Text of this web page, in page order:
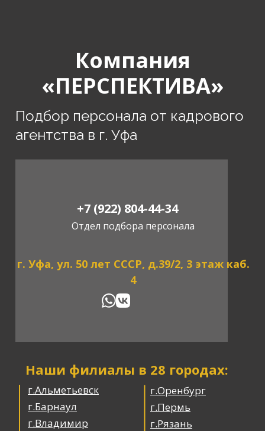
г.Оренбург
г.Пермь
г.Рязань
г.Альметьевск
г.Барнаул
г.Владимир
Наши филиалы в 28 городах:
Отдел подбора персонала
+7 (922) 804-44-34
г. Уфа, ул. 50 лет СССР, д.39/2, 3 этаж каб.
4
Подбор персонала от кадрового
агентства в г. Уфа
Компания
«ПЕРСПЕКТИВА»